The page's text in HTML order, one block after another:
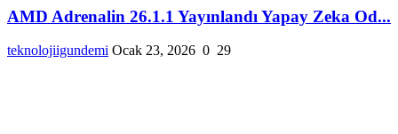
AMD Adrenalin 26.1.1 Yayınlandı Yapay Zeka Od...
teknolojiigundemi Ocak 23, 2026 0 29